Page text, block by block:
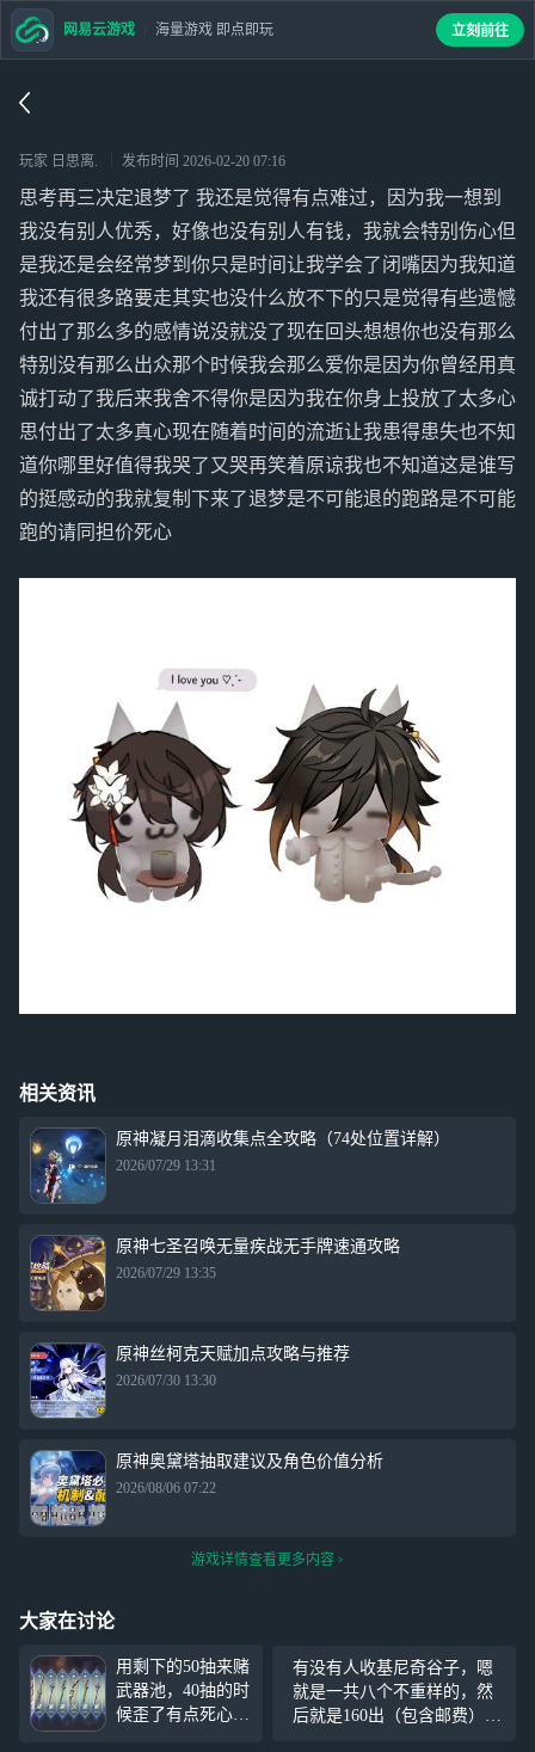
玩家 日思离. 发布时间 2026-02-20 07:16
思考再三决定退梦了 我还是觉得有点难过，因为我一想到
我没有别人优秀，好像也没有别人有钱，我就会特别伤心但
是我还是会经常梦到你只是时间让我学会了闭嘴因为我知道
我还有很多路要走其实也没什么放不下的只是觉得有些遗憾
付出了那么多的感情说没就没了现在回头想想你也没有那么
特别没有那么出众那个时候我会那么爱你是因为你曾经用真
诚打动了我后来我舍不得你是因为我在你身上投放了太多心
思付出了太多真心现在随着时间的流逝让我患得患失也不知
道你哪里好值得我哭了又哭再笑着原谅我也不知道这是谁写
的挺感动的我就复制下来了退梦是不可能退的跑路是不可能
跑的请同担价死心
相关资讯
原神凝月泪滴收集点全攻略（74处位置详解）
2026/07/29 13:31
原神七圣召唤无量疾战无手牌速通攻略
2026/07/29 13:35
原神丝柯克天赋加点攻略与推荐
2026/07/30 13:30
原神奥黛塔抽取建议及角色价值分析
2026/08/06 07:22
游戏详情查看更多内容
大家在讨论
用剩下的50抽来赌
武器池，40抽的时
候歪了有点死心
有没有人收基尼奇谷子，嗯
就是一共八个不重样的，然
后就是160出（包含邮费），
网易云游戏 海量游戏 即点即玩 立刻前往